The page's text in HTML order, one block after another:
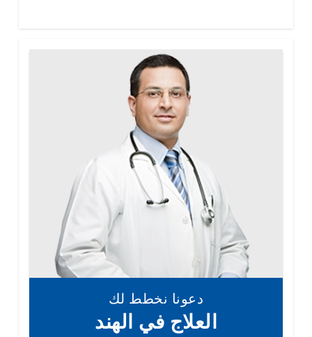
دعونا نخطط لك
العلاج في الهند